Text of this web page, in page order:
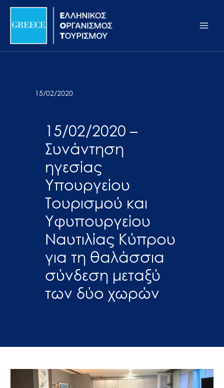
Σημείωση:
ιστότοπος
προσβασιμότητας.
Μετάβαση
περιεχόμενο
15/02/2020
15/02/2020 –
Συνάντηση
ηγεσίας
Υπουργείου
Τουρισμού και
Υφυπουργείου
Ναυτιλίας Κύπρου
για τη θαλάσσια
σύνδεση μεταξύ
των δύο χωρών